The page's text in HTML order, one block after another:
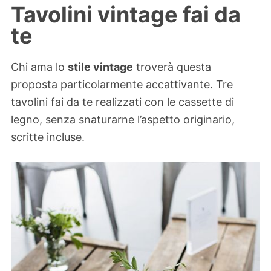
Tavolini vintage fai da
te
Chi ama lo stile vintage troverà questa
proposta particolarmente accattivante. Tre
tavolini fai da te realizzati con le cassette di
legno, senza snaturarne l’aspetto originario,
scritte incluse.